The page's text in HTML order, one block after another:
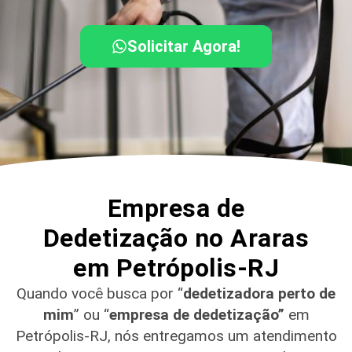
Solicitar Agora!
Empresa de
Dedetização no Araras
em Petrópolis-RJ
Quando você busca por “dedetizadora perto de
mim” ou “empresa de dedetização” em
Petrópolis-RJ, nós entregamos um atendimento